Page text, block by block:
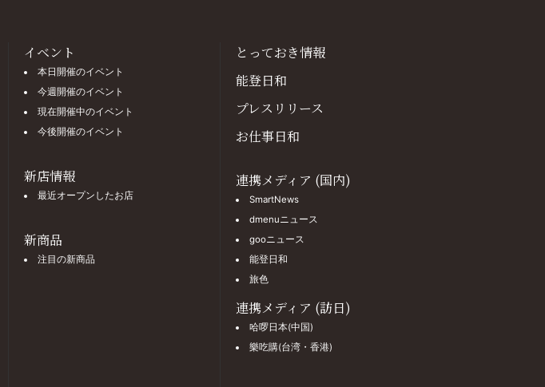
イベント
本日開催のイベント
今週開催のイベント
現在開催中のイベント
今後開催のイベント
新店情報
最近オープンしたお店
新商品
注目の新商品
とっておき情報
能登日和
プレスリリース
お仕事日和
連携メディア (国内)
SmartNews
dmenuニュース
gooニュース
能登日和
旅色
連携メディア (訪日)
哈啰日本(中国)
樂吃購(台湾・香港)